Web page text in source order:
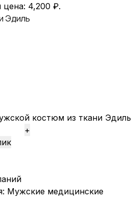
цена: 4,200 ₽.
Эдиль
костюм из ткани Эдиль
Мужские медицинские